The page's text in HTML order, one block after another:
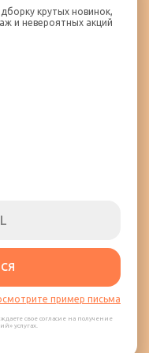
крутых новинок,
и невероятных акций
пример письма
свое согласие на получение
услугах.